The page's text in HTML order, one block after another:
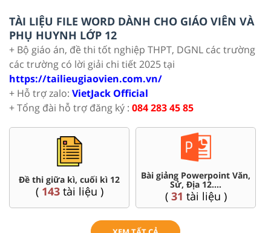
TÀI LIỆU FILE WORD DÀNH CHO GIÁO VIÊN VÀ
PHỤ HUYNH LỚP 12
+ Bộ giáo án, đề thi tốt nghiệp THPT, DGNL các trường
các trường có lời giải chi tiết 2025 tại
https://tailieugiaovien.com.vn/
+ Hỗ trợ zalo: VietJack Official
+ Tổng đài hỗ trợ đăng ký : 084 283 45 85
Đề thi giữa kì, cuối kì 12
( 143tài liệu )
Bài giảng Powerpoint Văn,
Sử, Địa 12....
( 31 tài liệu )